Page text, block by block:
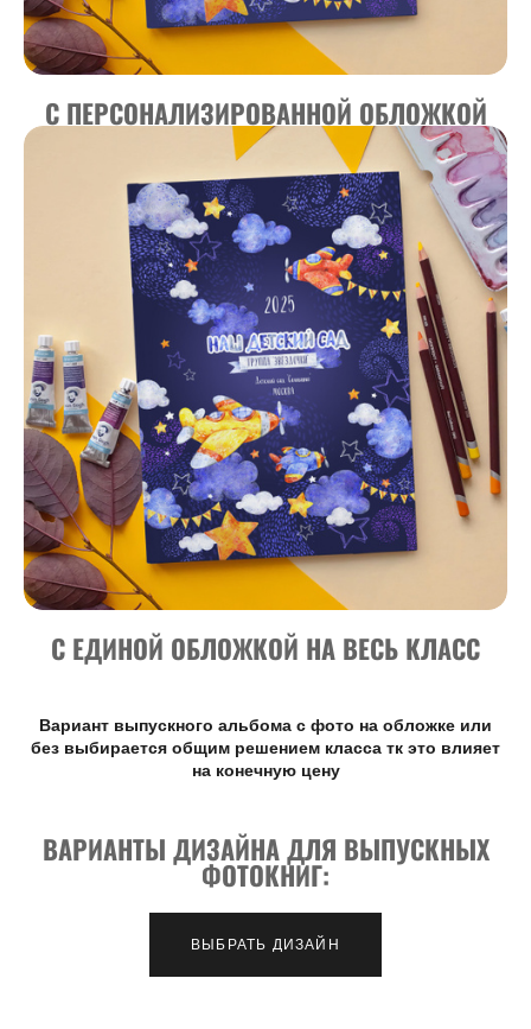
С ПЕРСОНАЛИЗИРОВАННОЙ ОБЛОЖКОЙ
С ЕДИНОЙ ОБЛОЖКОЙ НА ВЕСЬ КЛАСС
Вариант выпускного альбома с фото на обложке или
без выбирается общим решением класса тк это влияет
на конечную цену
ВАРИАНТЫ ДИЗАЙНА ДЛЯ ВЫПУСКНЫХ
ФОТОКНИГ:
ВЫБРАТЬ ДИЗАЙН